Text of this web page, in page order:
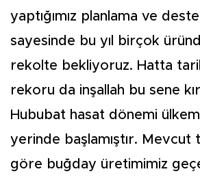
yaptığımız planlama ve
sayesinde bu yıl birçok
rekolte bekliyoruz. Hatta
rekoru da inşallah bu sene
Hububat hasat dönemi
yerinde başlamıştır. Mevcut
göre buğday üretimimiz